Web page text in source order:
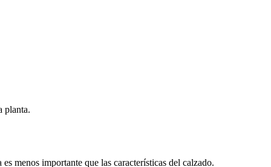
planta.
menos importante que las características del calzado.